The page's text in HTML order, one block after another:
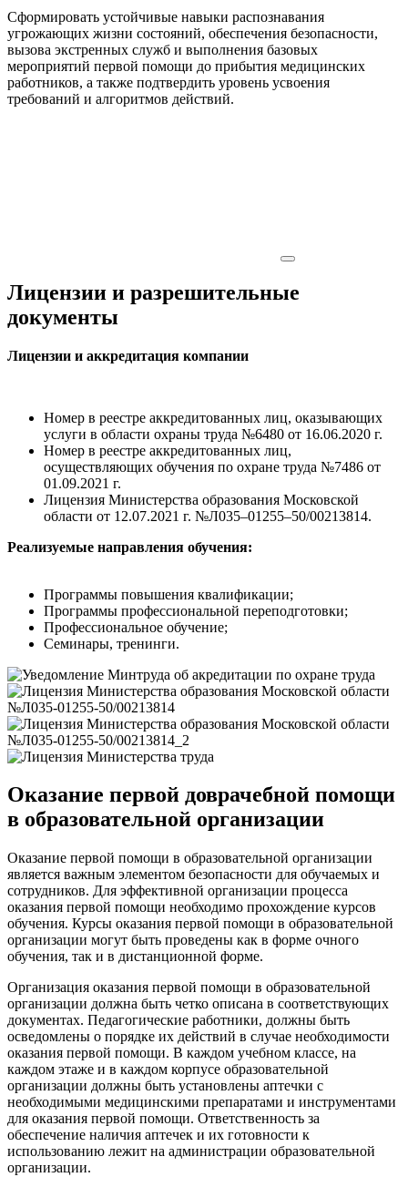
Сформировать устойчивые навыки распознавания
угрожающих жизни состояний, обеспечения безопасности,
вызова экстренных служб и выполнения базовых
мероприятий первой помощи до прибытия медицинских
работников, а также подтвердить уровень усвоения
требований и алгоритмов действий.
Лицензии и разрешительные
документы
Лицензии и аккредитация компании
Номер в реестре аккредитованных лиц, оказывающих
услуги в области охраны труда №6480 от 16.06.2020 г.
Номер в реестре аккредитованных лиц,
осуществляющих обучения по охране труда №7486 от
01.09.2021 г.
Лицензия Министерства образования Московской
области от 12.07.2021 г. №Л035–01255–50/00213814.
Реализуемые направления обучения:
Программы повышения квалификации;
Программы профессиональной переподготовки;
Профессиональное обучение;
Семинары, тренинги.
Оказание первой доврачебной помощи
в образовательной организации
Оказание первой помощи в образовательной организации
является важным элементом безопасности для обучаемых и
сотрудников. Для эффективной организации процесса
оказания первой помощи необходимо прохождение курсов
обучения. Курсы оказания первой помощи в образовательной
организации могут быть проведены как в форме очного
обучения, так и в дистанционной форме.
Организация оказания первой помощи в образовательной
организации должна быть четко описана в соответствующих
документах. Педагогические работники, должны быть
осведомлены о порядке их действий в случае необходимости
оказания первой помощи. В каждом учебном классе, на
каждом этаже и в каждом корпусе образовательной
организации должны быть установлены аптечки с
необходимыми медицинскими препаратами и инструментами
для оказания первой помощи. Ответственность за
обеспечение наличия аптечек и их готовности к
использованию лежит на администрации образовательной
организации.